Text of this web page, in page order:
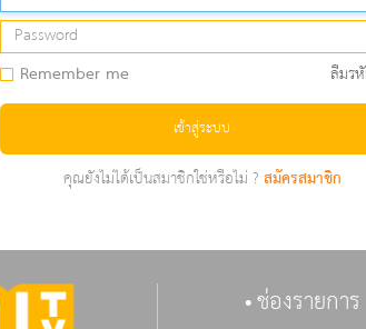
Remember me ลืมร
เข้าสู่ระบบ
คุณยังไม่ได้เป็นสมาชิกใช่หรือไม่ ?สมัครสมาชิก
ช่องรายการ